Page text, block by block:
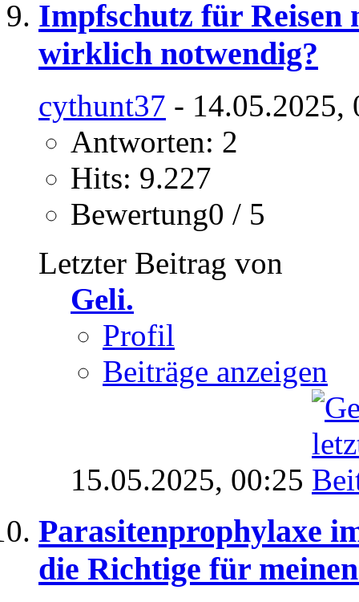
Impfschutz für Reisen
wirklich notwendig?
cythunt37 - 14.05.2025,
Antworten: 2
Hits: 9.227
Bewertung0 / 5
Letzter Beitrag von
Geli.
Profil
Beiträge anzeigen
15.05.2025, 00:25
Parasitenprophylaxe
die Richtige für